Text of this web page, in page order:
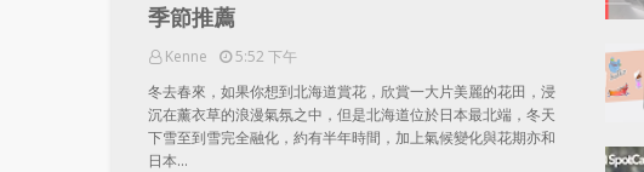
季節推薦
Kenne
5:52 下午
冬去春來，如果你想到北海道賞花，欣賞一大片美麗的花田，浸
沉在薰衣草的浪漫氣氛之中，但是北海道位於日本最北端，冬天
下雪至到雪完全融化，約有半年時間，加上氣候變化與花期亦和
日本…